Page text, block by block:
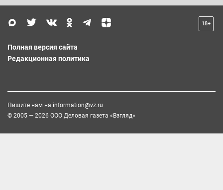
18+
Полная версия сайта
Редакционная политика
Пишите нам на information@vz.ru
© 2005 — 2026 ООО Деловая газета «Взгляд»